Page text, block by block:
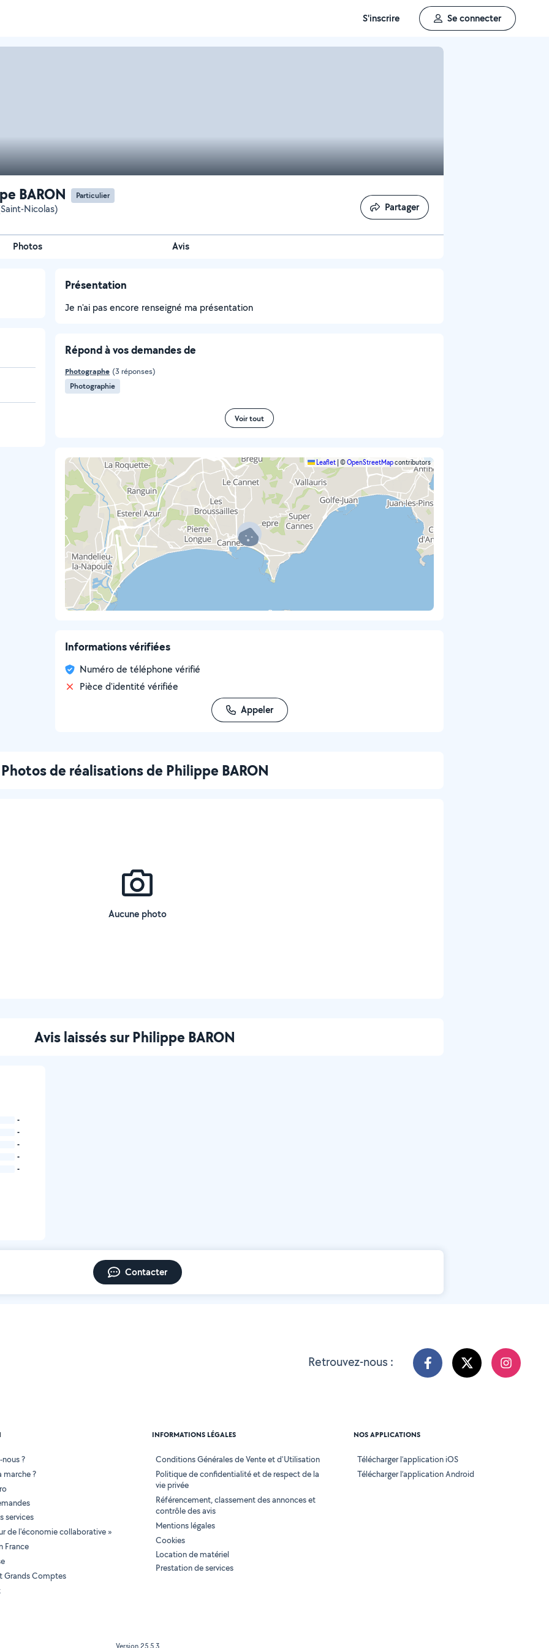
S'inscrire Se connecter
BARON Particulier
Nicolas) Partager
Partager
Photos Avis
Présentation
Je n'ai pas encore renseigné ma présentation
Répond à vos demandes de
Photographe (3 réponses)
Photographie
Voir tout
Leaflet ©OpenStreetMapcontributors
Informations vérifiées
Numéro de téléphone vérifié
Pièce d'identité vérifiée
Appeler
Photos de réalisations de Philippe BARON
Aucune photo
Avis laissés sur Philippe BARON
-
-
-
-
-
Contacter
Retrouvez-nous :
?
?
services
de l'économie collaborative »
France
Grands Comptes
INFORMATIONS LÉGALES
Conditions Générales de Vente et d'Utilisation
Politique de confidentialité et de respect de la
vie privée
Référencement, classement des annonces et
contrôle des avis
Mentions légales
Cookies
Location de matériel
Prestation de services
NOS APPLICATIONS
Télécharger l’application iOS
Télécharger l’application Android
Version 25.5.3